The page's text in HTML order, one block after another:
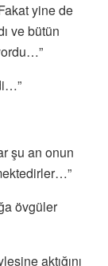
yine de
ve bütün
şu an onun
övgüler
aktığını